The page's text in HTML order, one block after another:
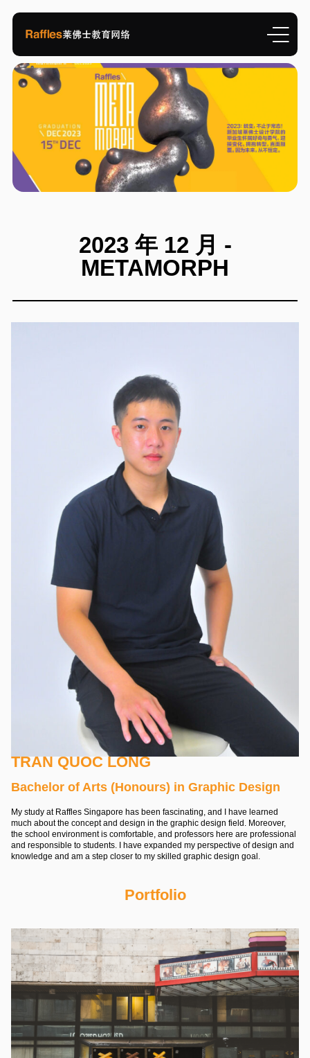
2023 年 12 月 -
METAMORPH
TRAN QUOC LONG
Bachelor of Arts (Honours) in Graphic Design
My study at Raffles Singapore has been fascinating, and I have learned
much about the concept and design in the graphic design field. Moreover,
the school environment is comfortable, and professors here are professional
and responsible to students. I have expanded my perspective of design and
knowledge and am a step closer to my skilled graphic design goal.
Portfolio